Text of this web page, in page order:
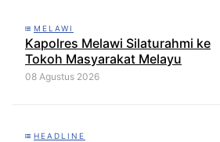
MELAWI
Kapolres Melawi Silaturahmi ke
Tokoh Masyarakat Melayu
08 Agustus 2026
HEADLINE